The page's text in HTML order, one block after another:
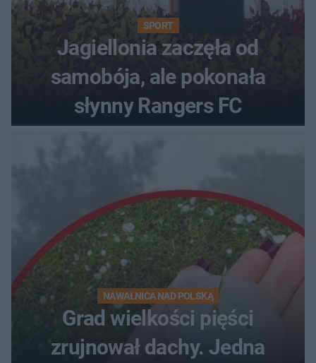
SPORT
Jagiellonia zaczęła od
samobója, ale pokonała
słynny Rangers FC
NAWAŁNICA NAD POLSKĄ
Grad wielkości pięści
zrujnował dachy. Jedna